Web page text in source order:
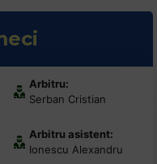
Arbitru:
Serban Cristian
Arbitru asistent:
Ionescu Alexandru